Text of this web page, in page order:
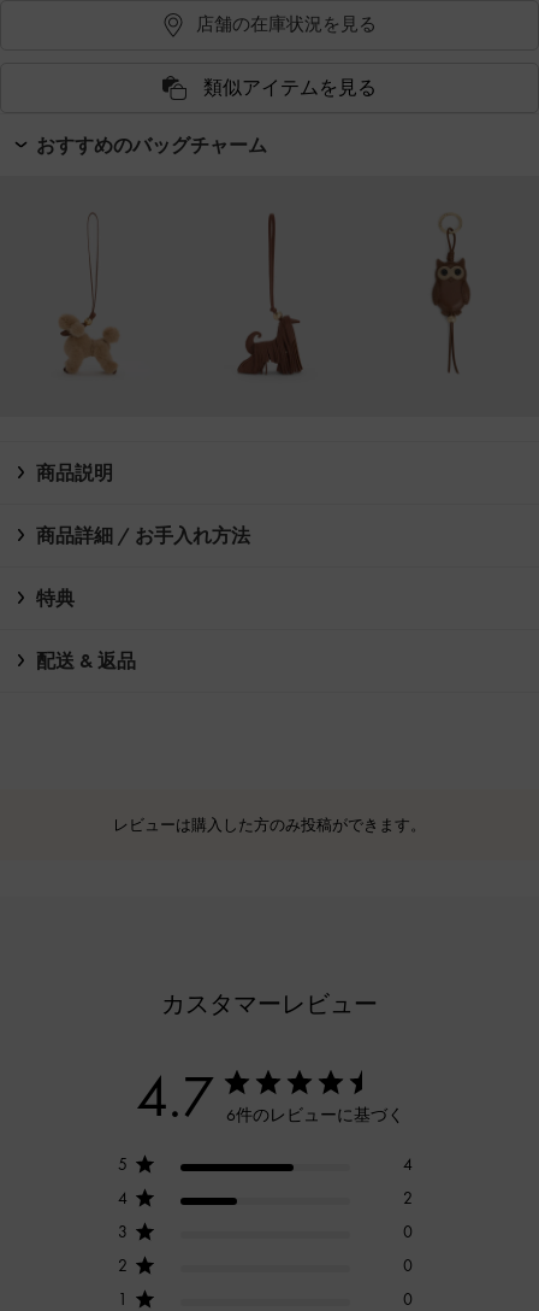
店舗の在庫状況を見る
類似アイテムを見る
おすすめのバッグチャーム
商品説明
商品詳細 / お手入れ方法
特典
配送 & 返品
レビューは購入した方のみ投稿ができます。
カスタマーレビュー
4.7 6件のレビューに基づく
5
4
4
2
3
0
2
0
1
0